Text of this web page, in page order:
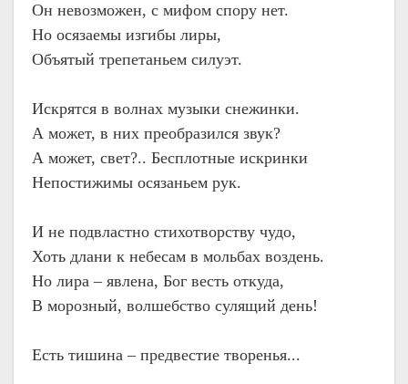
Он невозможен, с мифом спору нет.
Но осязаемы изгибы лиры,
Объятый трепетаньем силуэт.
Искрятся в волнах музыки снежинки.
А может, в них преобразился звук?
А может, свет?.. Бесплотные искринки
Непостижимы осязаньем рук.
И не подвластно стихотворству чудо,
Хоть длани к небесам в мольбах воздень.
Но лира – явлена, Бог весть откуда,
В морозный, волшебство сулящий день!
Есть тишина – предвестие творенья...